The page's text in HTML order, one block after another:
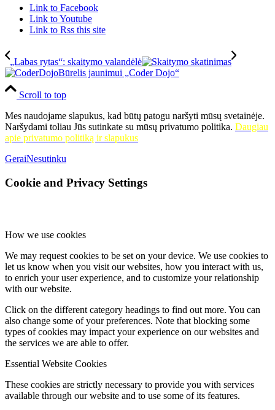
Link to Facebook
Link to Youtube
Link to Rss this site
„Labas rytas“: skaitymo valandėlė
Būrelis jaunimui „Coder Dojo“
Scroll to top
Mes naudojame slapukus, kad būtų patogu naršyti mūsų svetainėje.
Naršydami toliau Jūs sutinkate su mūsų privatumo politika. Daugiau
apie privatumo politiką ir slapukus
GeraiNesutinku
Cookie and Privacy Settings
How we use cookies
We may request cookies to be set on your device. We use cookies to
let us know when you visit our websites, how you interact with us,
to enrich your user experience, and to customize your relationship
with our website.
Click on the different category headings to find out more. You can
also change some of your preferences. Note that blocking some
types of cookies may impact your experience on our websites and
the services we are able to offer.
Essential Website Cookies
These cookies are strictly necessary to provide you with services
available through our website and to use some of its features.